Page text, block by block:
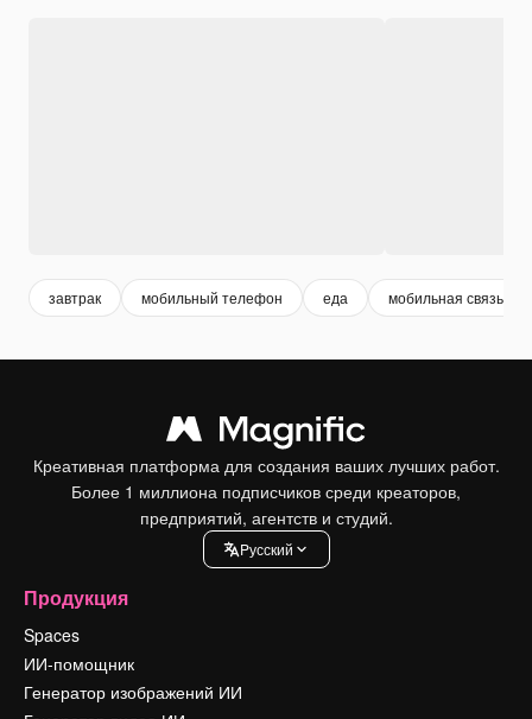
завтрак мобильный телефон еда мобильная связь
Креативная платформа для создания ваших лучших работ.
Более 1 миллиона подписчиков среди креаторов,
предприятий, агентств и студий.
Pусский
Продукция
Spaces
ИИ-помощник
Генератор изображений ИИ